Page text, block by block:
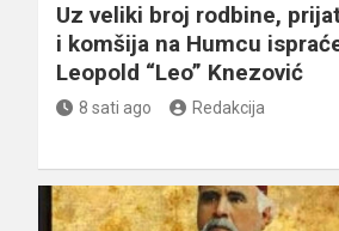
Uz veliki broj rodbine,
i komšija na Humcu
Leopold “Leo” Knezović
8 sati ago Redakcija